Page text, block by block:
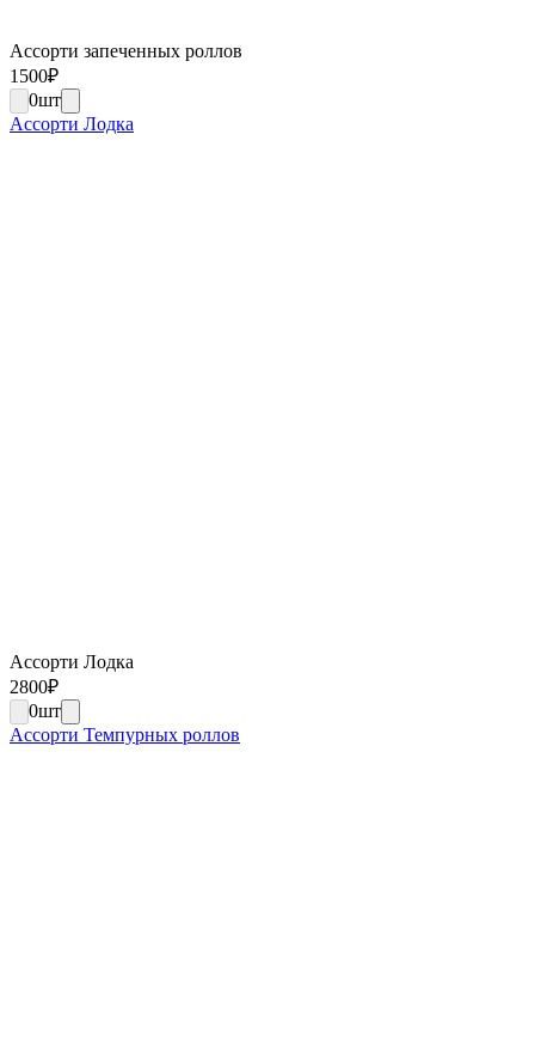
Ассорти запеченных роллов
1500₽
0шт
Ассорти Лодка
Ассорти Лодка
2800₽
0шт
Ассорти Темпурных роллов